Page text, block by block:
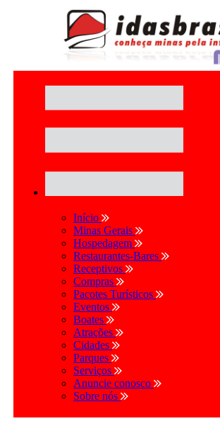
Início
Minas Gerais
Hospedagem
Restaurantes-Bares
Receptivos
Compras
Pacotes Turísticos
Eventos
Boates
Atrações
Cidades
Parques
Serviços
Anuncie conosco
Sobre nós